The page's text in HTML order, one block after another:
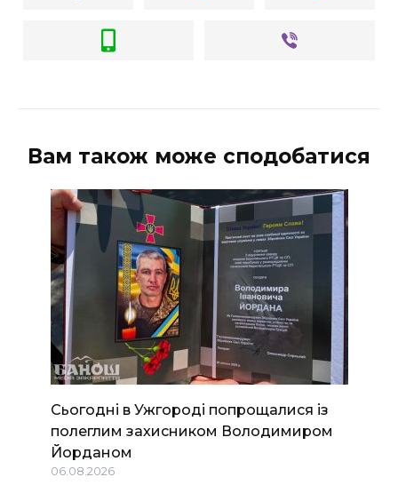
Вам також може сподобатися
Сьогодні в Ужгороді попрощалися із
полеглим захисником Володимиром
Йорданом
06.08.2026